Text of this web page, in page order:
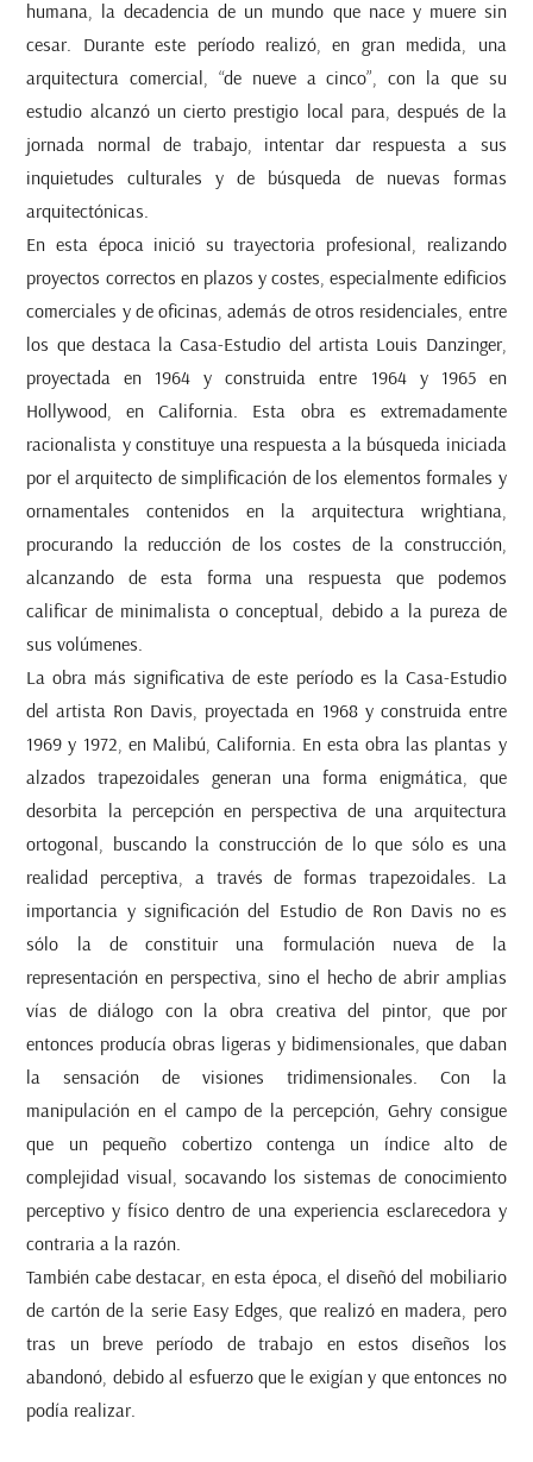
humana, la decadencia de un mundo que nace y muere sin
cesar. Durante este período realizó, en gran medida, una
arquitectura comercial, “de nueve a cinco”, con la que su
estudio alcanzó un cierto prestigio local para, después de la
jornada normal de trabajo, intentar dar respuesta a sus
inquietudes culturales y de búsqueda de nuevas formas
arquitectónicas.
En esta época inició su trayectoria profesional, realizando
proyectos correctos en plazos y costes, especialmente edificios
comerciales y de oficinas, además de otros residenciales, entre
los que destaca la Casa-Estudio del artista Louis Danzinger,
proyectada en 1964 y construida entre 1964 y 1965 en
Hollywood, en California. Esta obra es extremadamente
racionalista y constituye una respuesta a la búsqueda iniciada
por el arquitecto de simplificación de los elementos formales y
ornamentales contenidos en la arquitectura wrightiana,
procurando la reducción de los costes de la construcción,
alcanzando de esta forma una respuesta que podemos
calificar de minimalista o conceptual, debido a la pureza de
sus volúmenes.
La obra más significativa de este período es la Casa-Estudio
del artista Ron Davis, proyectada en 1968 y construida entre
1969 y 1972, en Malibú, California. En esta obra las plantas y
alzados trapezoidales generan una forma enigmática, que
desorbita la percepción en perspectiva de una arquitectura
ortogonal, buscando la construcción de lo que sólo es una
realidad perceptiva, a través de formas trapezoidales. La
importancia y significación del Estudio de Ron Davis no es
sólo la de constituir una formulación nueva de la
representación en perspectiva, sino el hecho de abrir amplias
vías de diálogo con la obra creativa del pintor, que por
entonces producía obras ligeras y bidimensionales, que daban
la sensación de visiones tridimensionales. Con la
manipulación en el campo de la percepción, Gehry consigue
que un pequeño cobertizo contenga un índice alto de
complejidad visual, socavando los sistemas de conocimiento
perceptivo y físico dentro de una experiencia esclarecedora y
contraria a la razón.
También cabe destacar, en esta época, el diseñó del mobiliario
de cartón de la serie Easy Edges, que realizó en madera, pero
tras un breve período de trabajo en estos diseños los
abandonó, debido al esfuerzo que le exigían y que entonces no
podía realizar.